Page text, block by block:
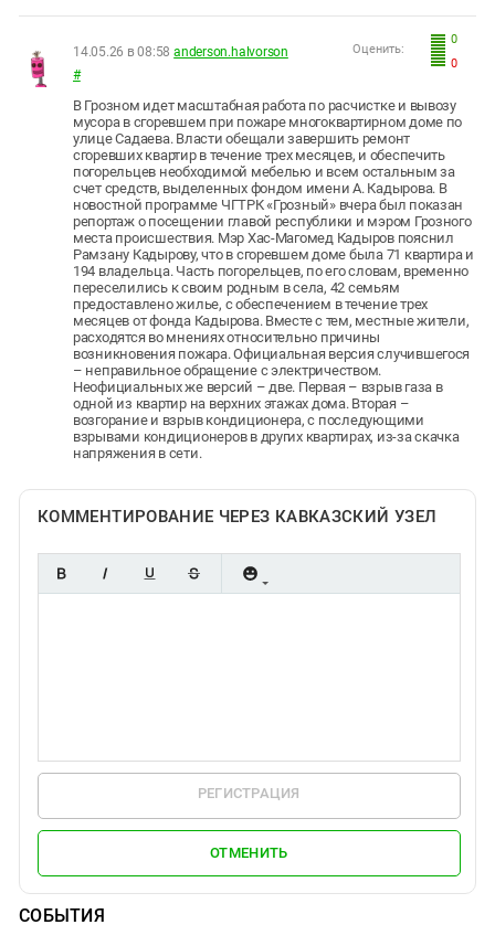
0
0
Оценить:
14.05.26 в 08:58 anderson.halvorson
#
В Грозном идет масштабная работа по расчистке и вывозу
мусора в сгоревшем при пожаре многоквартирном доме по
улице Садаева. Власти обещали завершить ремонт
сгоревших квартир в течение трех месяцев, и обеспечить
погорельцев необходимой мебелью и всем остальным за
счет средств, выделенных фондом имени А. Кадырова. В
новостной программе ЧГТРК «Грозный» вчера был показан
репортаж о посещении главой республики и мэром Грозного
места происшествия. Мэр Хас-Магомед Кадыров пояснил
Рамзану Кадырову, что в сгоревшем доме была 71 квартира и
194 владельца. Часть погорельцев, по его словам, временно
переселились к своим родным в села, 42 семьям
предоставлено жилье, с обеспечением в течение трех
месяцев от фонда Кадырова. Вместе с тем, местные жители,
расходятся во мнениях относительно причины
возникновения пожара. Официальная версия случившегося
– неправильное обращение с электричеством.
Неофициальных же версий – две. Первая – взрыв газа в
одной из квартир на верхних этажах дома. Вторая –
возгорание и взрыв кондиционера, с последующими
взрывами кондиционеров в других квартирах, из-за скачка
напряжения в сети.
КОММЕНТИРОВАНИЕ ЧЕРЕЗ КАВКАЗСКИЙ УЗЕЛ
РЕГИСТРАЦИЯ
ОТМЕНИТЬ
СОБЫТИЯ